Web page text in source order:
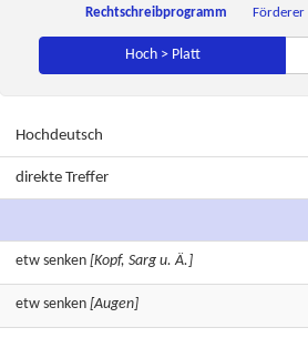
Rechtschreibprogramm Förderer
Hoch > Platt
Hochdeutsch
direkte Treffer
etw senken [Kopf, Sarg u. Ä.]
etw senken [Augen]